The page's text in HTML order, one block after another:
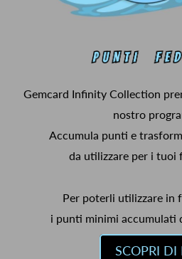
Gemcard Infinity Collection
nostro
Accumula punti e
da utilizzare per i tuoi
Per poterli utilizzare in
i punti minimi accumulati
SCOPRI DI